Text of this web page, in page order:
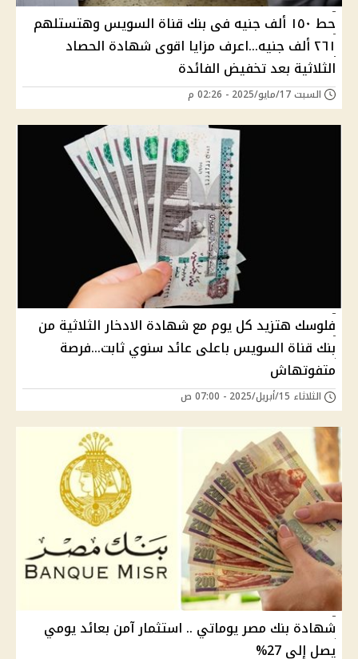
حط ١٥٠ ألف جنيه فى بنك قناة السويس وهتستلهم
٢٦١ ألف جنيه...اعرف مزايا اقوى شهادة الحصاد
الثلاثية بعد تخفيض الفائدة
السبت 17/مايو/2025 - 02:26 م
فلوسك هتزيد كل يوم مع شهادة الادخار الثلاثية من
بنك قناة السويس باعلى عائد سنوي ثابت...فرصة
متفوتهاش
الثلاثاء 15/أبريل/2025 - 07:00 ص
شهادة بنك مصر يوماتي .. استثمار آمن بعائد يومي
يصل إلى 27%